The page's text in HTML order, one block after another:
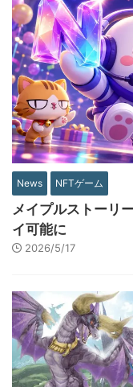
News NFTゲーム
メイプルストーリ
イ可能に
2026/5/17